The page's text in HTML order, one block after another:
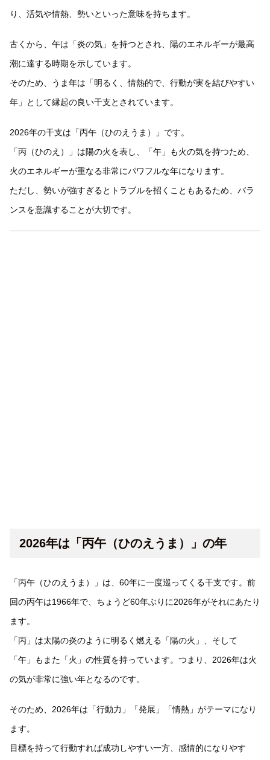
り、活気や情熱、勢いといった意味を持ちます。
古くから、午は「炎の気」を持つとされ、陽のエネルギーが最高
潮に達する時期を示しています。
そのため、うま年は「明るく、情熱的で、行動が実を結びやすい
年」として縁起の良い干支とされています。
2026年の干支は「丙午（ひのえうま）」です。
「丙（ひのえ）」は陽の火を表し、「午」も火の気を持つため、
火のエネルギーが重なる非常にパワフルな年になります。
ただし、勢いが強すぎるとトラブルを招くこともあるため、バラ
ンスを意識することが大切です。
2026年は「丙午（ひのえうま）」の年
「丙午（ひのえうま）」は、60年に一度巡ってくる干支です。前
回の丙午は1966年で、ちょうど60年ぶりに2026年がそれにあたり
ます。
「丙」は太陽の炎のように明るく燃える「陽の火」、そして
「午」もまた「火」の性質を持っています。つまり、2026年は火
の気が非常に強い年となるのです。
そのため、2026年は「行動力」「発展」「情熱」がテーマになり
ます。
目標を持って行動すれば成功しやすい一方、感情的になりやす